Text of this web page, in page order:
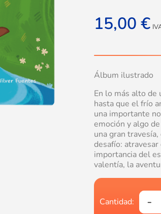
15,00 €
Álbum ilustrado
En lo más alto de
hasta que el frío
una importante
emoción y algo
una gran
desafío:
importancia del
valentía, la